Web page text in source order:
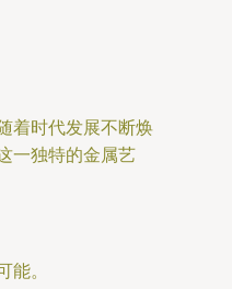
着时代发展不断焕
一独特的金属艺
能。